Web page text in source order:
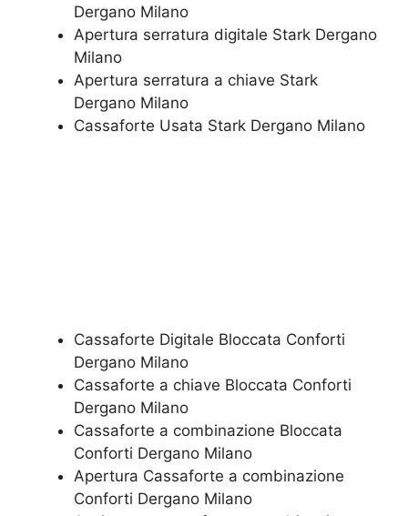
Dergano Milano
Apertura serratura​ ​digitale Stark Dergano
Milano
​Apertura serratura​ ​a chiave Stark
Dergano Milano
​Cassaforte Usata Stark Dergano Milano
Cassaforte Digitale Bloccata Conforti
Dergano Milano
Cassaforte a chiave Bloccata Conforti
Dergano Milano
Cassaforte a combinazione Bloccata
Conforti Dergano Milano
​Apertura Cassaforte a combinazione
Conforti Dergano Milano